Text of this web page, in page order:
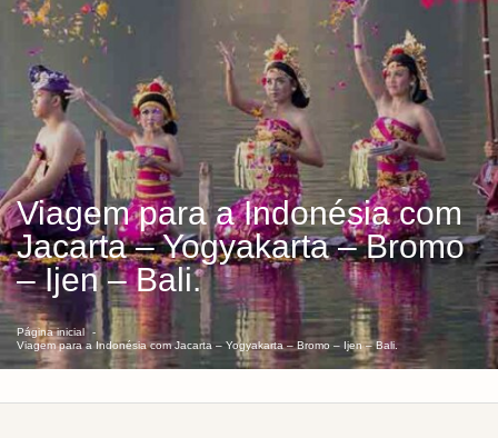
Viagem para a Indonésia com
Jacarta – Yogyakarta – Bromo
– Ijen – Bali.
Página inicial
Viagem para a Indonésia com Jacarta – Yogyakarta – Bromo – Ijen – Bali.